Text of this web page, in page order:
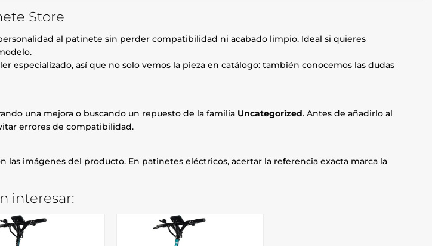
Store
al patinete sin perder compatibilidad ni acabado limpio. Ideal si quieres
especializado, así que no solo vemos la pieza en catálogo: también conocemos las dudas
una mejora o buscando un repuesto de la familia Uncategorized. Antes de añadirlo al
errores de compatibilidad.
imágenes del producto. En patinetes eléctricos, acertar la referencia exacta marca la
interesar: